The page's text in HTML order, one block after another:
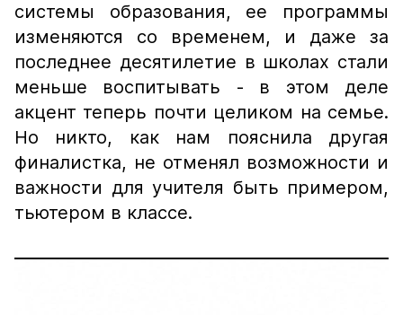
системы образования, ее программы
изменяются со временем, и даже за
последнее десятилетие в школах стали
меньше воспитывать - в этом деле
акцент теперь почти целиком на семье.
Но никто, как нам пояснила другая
финалистка, не отменял возможности и
важности для учителя быть примером,
тьютером в классе.